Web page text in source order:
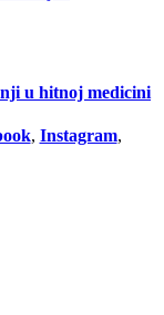
u hitnoj medicini
, Instagram,